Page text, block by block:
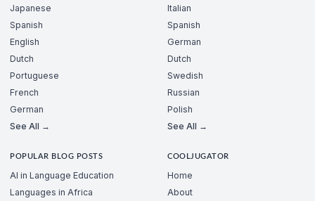
Japanese
Spanish
English
Dutch
Portuguese
French
German
See All →
Italian
Spanish
German
Dutch
Swedish
Russian
Polish
See All →
POPULAR BLOG POSTS
AI in Language Education
Languages in Africa
COOLJUGATOR
Home
About